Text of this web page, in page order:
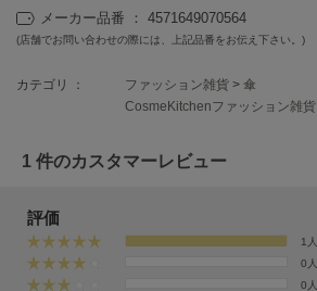
エミヨガ
FILA
FRAY I.D
メーカー品番 ： 4571649070564
(店舗でお問い合わせの際には、上記品番をお伝え下さい。)
カテゴリ ： ファッション雑貨 > 傘
CosmeKitchenファッション雑貨
1 件のカスタマーレビュー
評価
1人
0人
0人